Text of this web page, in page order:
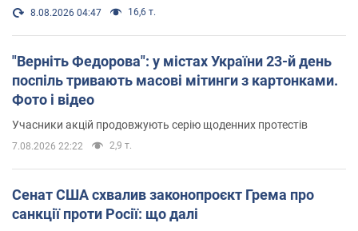
8.08.2026 04:47 16,6 т.
"Верніть Федорова": у містах України 23-й день
поспіль тривають масові мітинги з картонками.
Фото і відео
Учасники акцій продовжують серію щоденних протестів
7.08.2026 22:22 2,9 т.
Сенат США схвалив законопроєкт Грема про
санкції проти Росії: що далі